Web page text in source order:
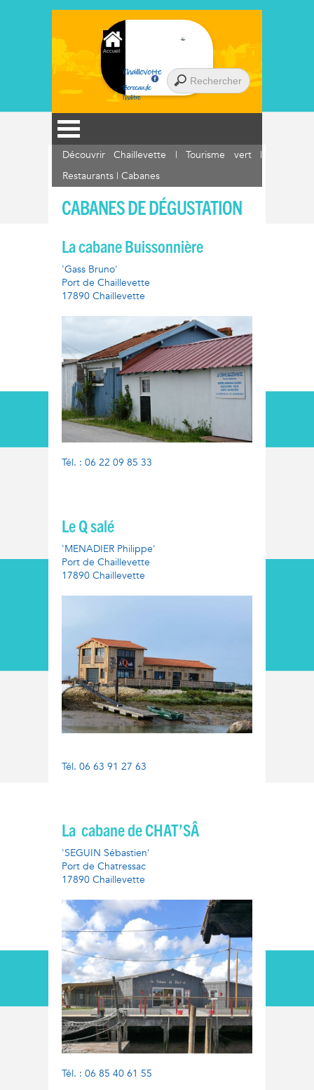
Accueil
Chaillevette
Berceau de
l'huître
Découvrir Chaillevette |Tourisme vert|
Restaurants | Cabanes
CABANES DE DÉGUSTATION
La cabane Buissonnière
'Gass Bruno'
Port de Chaillevette
17890 Chaillevette
Tél. : 06 22 09 85 33
Le Q salé
'MENADIER Philippe'
Port de Chaillevette
17890 Chaillevette
Tél. 06 63 91 27 63
La cabane de CHAT’SÂ
'SEGUIN Sébastien'
Port de Chatressac
17890 Chaillevette
Tél. : 06 85 40 61 55